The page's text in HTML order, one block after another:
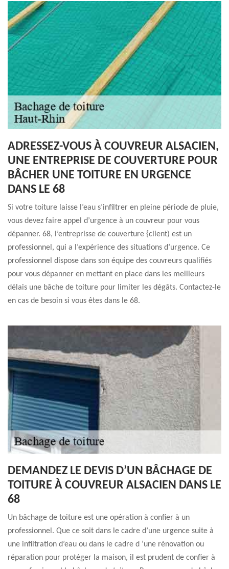
ADRESSEZ-VOUS À COUVREUR ALSACIEN,
UNE ENTREPRISE DE COUVERTURE POUR
BÂCHER UNE TOITURE EN URGENCE
DANS LE 68
Si votre toiture laisse l’eau s’infiltrer en pleine période de pluie,
vous devez faire appel d’urgence à un couvreur pour vous
dépanner. 68, l’entreprisse de couverture {client) est un
professionnel, qui a l’expérience des situations d’urgence. Ce
professionnel dispose dans son équipe des couvreurs qualifiés
pour vous dépanner en mettant en place dans les meilleurs
délais une bâche de toiture pour limiter les dégâts. Contactez-le
en cas de besoin si vous êtes dans le 68.
DEMANDEZ LE DEVIS D’UN BÂCHAGE DE
TOITURE À COUVREUR ALSACIEN DANS LE
68
Un bâchage de toiture est une opération à confier à un
professionnel. Que ce soit dans le cadre d’une urgence suite à
une infiltration d’eau ou dans le cadre d ‘une rénovation ou
réparation pour protéger la maison, il est prudent de confier à